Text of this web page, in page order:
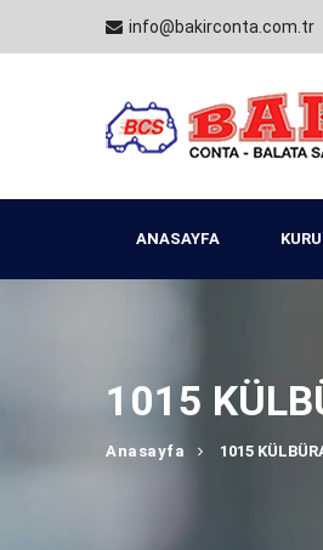
info@bakirconta.com.tr
ANASAYFA
1015
Anasayfa 1015